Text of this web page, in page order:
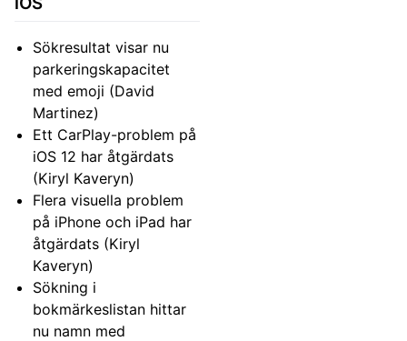
Sökresultat visar nu
parkeringskapacitet
med emoji (David
Martinez)
Ett CarPlay-problem på
iOS 12 har åtgärdats
(Kiryl Kaveryn)
Flera visuella problem
på iPhone och iPad har
åtgärdats (Kiryl
Kaveryn)
Sökning i
bokmärkeslistan hittar
nu namn med